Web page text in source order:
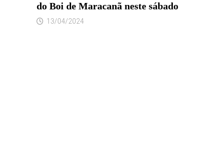
do Boi de Maracanã neste sábado
13/04/2024